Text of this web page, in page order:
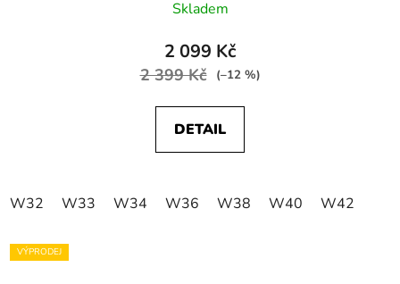
Skladem
2 099 Kč
2 399 Kč (–12 %)
DETAIL
W32 W33 W34 W36 W38 W40 W42
VÝPRODEJ